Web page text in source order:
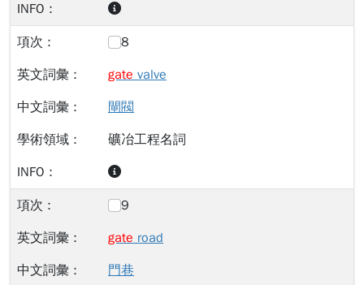
8
gate valve
閘閥
礦冶工程名詞
9
gate road
門巷